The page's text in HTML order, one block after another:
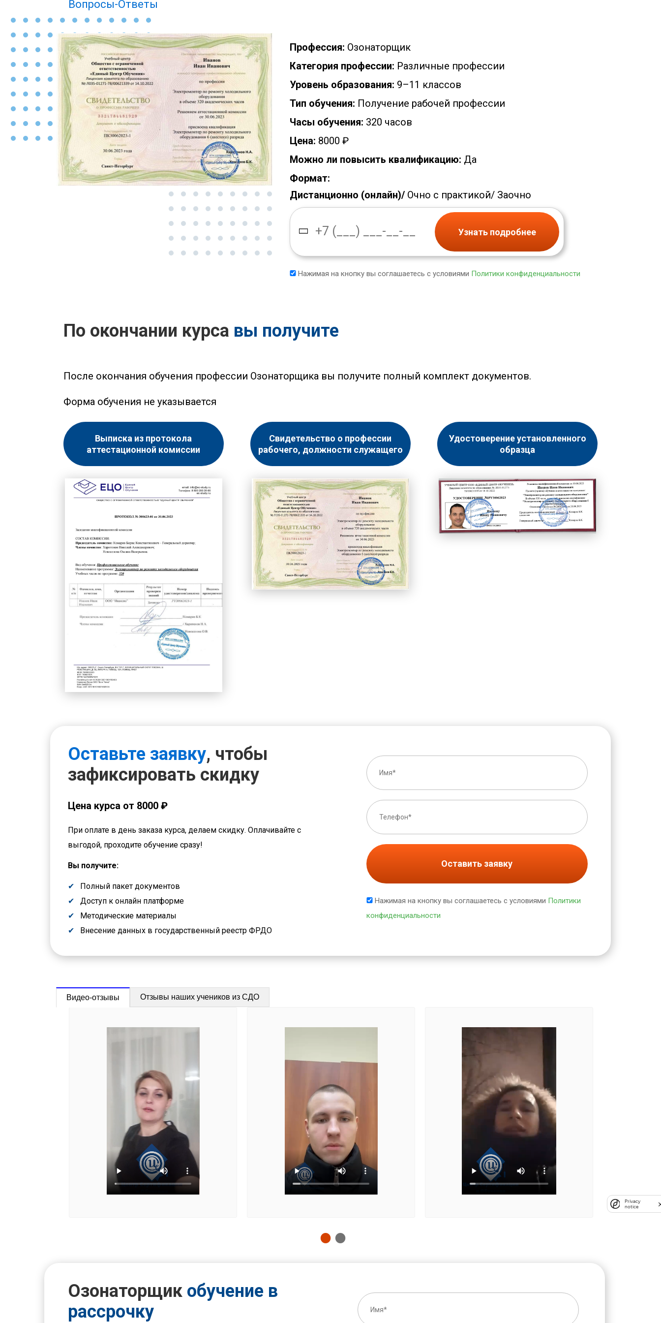
Вопросы-Ответы
Профессия: Озонаторщик
Категория профессии: Различные профессии
Уровень образования: 9–11 классов
Тип обучения: Получение рабочей профессии
Часы обучения: 320 часов
Цена: 8000 ₽
Можно ли повысить квалификацию: Да
Формат:
Дистанционно (онлайн)/ Очно с практикой/ Заочно
Узнать подробнее
Нажимая на кнопку вы соглашаетесь с условиями Политики конфиденциальности
По окончании курса вы получите
После окончания обучения профессии Озонаторщика вы получите полный комплект документов.
Форма обучения не указывается
Выписка из протокола
аттестационной комиссии
Свидетельство о профессии
рабочего, должности служащего
Удостоверение установленного
образца
Оставьте заявку, чтобы
зафиксировать скидку
Цена курса от 8000 ₽
При оплате в день заказа курса, делаем скидку. Оплачивайте с
выгодой, проходите обучение сразу!
Вы получите:
Полный пакет документов
Доступ к онлайн платформе
Методические материалы
Внесение данных в государственный реестр ФРДО
Оставить заявку
Нажимая на кнопку вы соглашаетесь с условиями Политики
конфиденциальности
Видео-отзывы Отзывы наших учеников из СДО
Озонаторщик обучение в
рассрочку
Privacy
notice